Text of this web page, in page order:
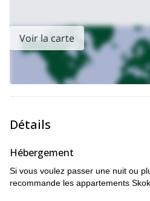
Voir la carte
Détails
Hébergement
Si vous voulez passer une nuit ou
recommande les appartements Skok.